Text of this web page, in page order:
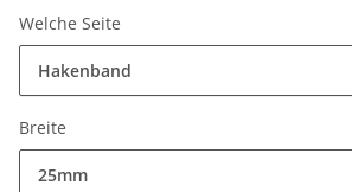
Welche Seite
Hakenband
Breite
25mm